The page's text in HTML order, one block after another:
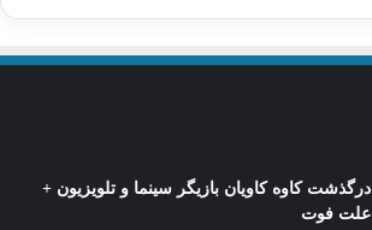
درگذشت کاوه کاویان بازیگر سینما و تلویزیون +
علت فوت